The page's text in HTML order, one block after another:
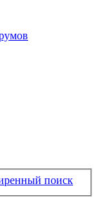
поиск